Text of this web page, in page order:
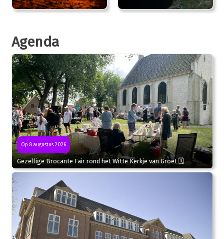
Agenda
Op 8 augustus 2026
Gezellige Brocante Fair rond het Witte Kerkje van Groet 🗓